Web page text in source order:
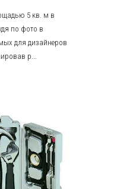
5 кв. м в
по фото в
для дизайнеров
р...